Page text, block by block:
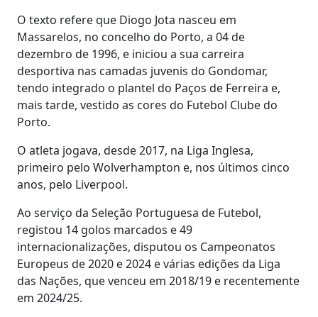
O texto refere que Diogo Jota nasceu em
Massarelos, no concelho do Porto, a 04 de
dezembro de 1996, e iniciou a sua carreira
desportiva nas camadas juvenis do Gondomar,
tendo integrado o plantel do Paços de Ferreira e,
mais tarde, vestido as cores do Futebol Clube do
Porto.
O atleta jogava, desde 2017, na Liga Inglesa,
primeiro pelo Wolverhampton e, nos últimos cinco
anos, pelo Liverpool.
Ao serviço da Seleção Portuguesa de Futebol,
registou 14 golos marcados e 49
internacionalizações, disputou os Campeonatos
Europeus de 2020 e 2024 e várias edições da Liga
das Nações, que venceu em 2018/19 e recentemente
em 2024/25.